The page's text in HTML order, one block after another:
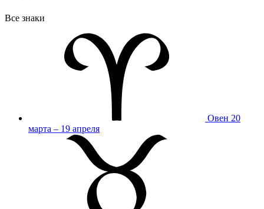
Все знаки
Овен 20
марта – 19 апреля